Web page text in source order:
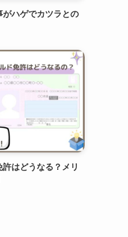
がハゲでカツラとの
はどうなる？メリ